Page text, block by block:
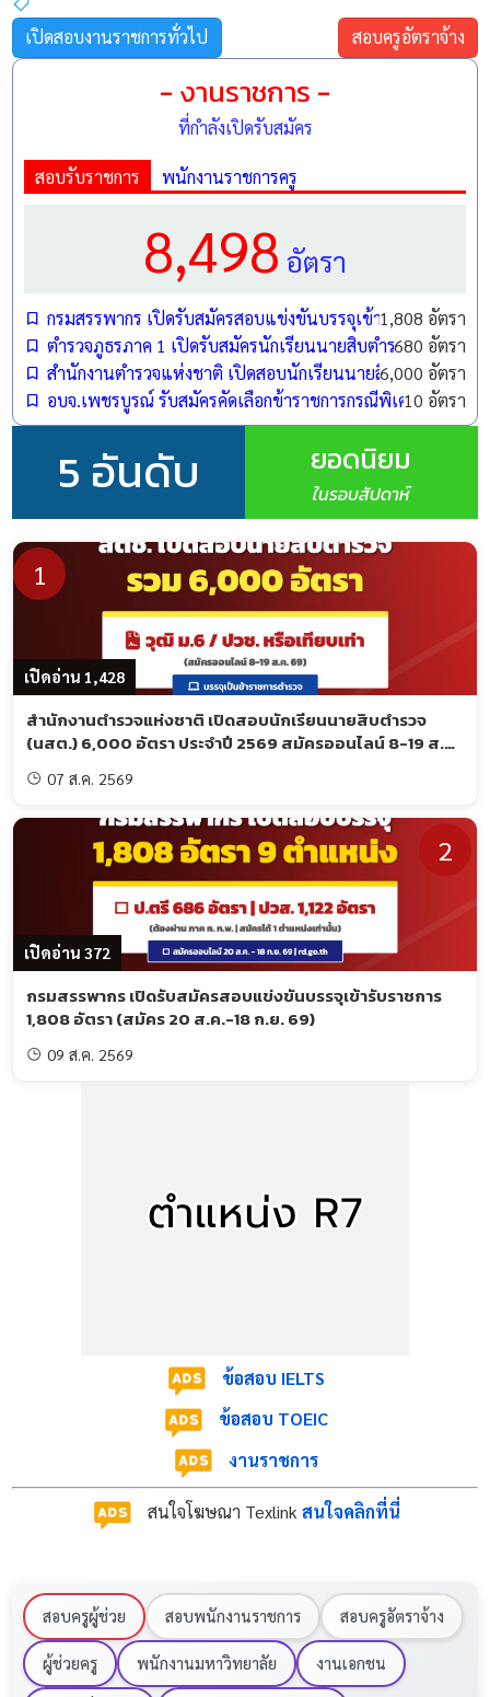
เปิดสอบงานราชการทั่วไป สอบครูอัตราจ้าง
- งานราชการ -
ที่กำลังเปิดรับสมัคร
สอบรับราชการ พนักงานราชการครู
8,498 อัตรา
กรมสรรพากร เปิดรับสมัครสอบแข่งขันบรรจุเข้ารับราชการ
1,808 อัตรา
ตำรวจภูธรภาค 1 เปิดรับสมัครนักเรียนนายสิบตำรวจ (นสต.)
680 อัตรา
สำนักงานตำรวจแห่งชาติ เปิดสอบนักเรียนนายสิบตำรวจ (นส
6,000 อัตรา
อบจ.เพชรบูรณ์ รับสมัครคัดเลือกข้าราชการกรณีพิเศษ ตำแห
10 อัตรา
5 อันดับ ยอดนิยม
ในรอบสัปดาห์
เปิดอ่าน 1,428
1
สำนักงานตำรวจแห่งชาติ เปิดสอบนักเรียนนายสิบตำรวจ
(นสต.) 6,000 อัตรา ประจำปี 2569 สมัครออนไลน์ 8-19 ส.ค.
69 07 ส.ค. 2569
เปิดอ่าน 372
2
กรมสรรพากร เปิดรับสมัครสอบแข่งขันบรรจุเข้ารับราชการ
1,808 อัตรา (สมัคร 20 ส.ค.-18 ก.ย. 69)
09 ส.ค. 2569
ข้อสอบ IELTS
ข้อสอบ TOEIC
งานราชการ
สนใจโฆษณา Texlink สนใจคลิกที่นี่
สอบครูผู้ช่วย สอบพนักงานราชการ สอบครูอัตราจ้าง
ผู้ช่วยครู พนักงานมหาวิทยาลัย งานเอกชน